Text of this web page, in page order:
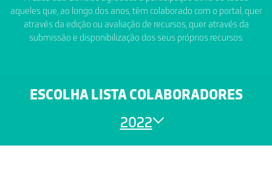
aqueles que, ao longo dos anos, têm colaborado com o portal, quer
através da edição ou avaliação de recursos, quer através da
submissão e disponibilização dos seus próprios recursos.
ESCOLHA LISTA COLABORADORES
2022